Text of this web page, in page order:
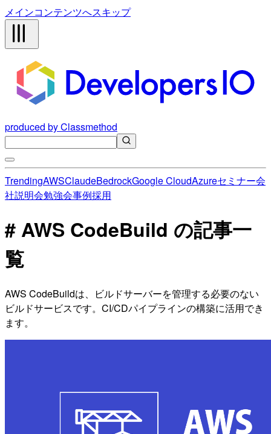
メインコンテンツへスキップ
produced by Classmethod
TrendingAWSClaudeBedrockGoogle CloudAzureセミナー会
社説明会勉強会事例採用
# AWS CodeBuild の記事一
覧
AWS CodeBuildは、ビルドサーバーを管理する必要のない
ビルドサービスです。CI/CDパイプラインの構築に活用でき
ます。